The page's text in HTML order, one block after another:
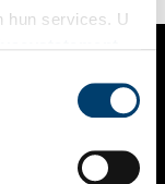
hun services. U